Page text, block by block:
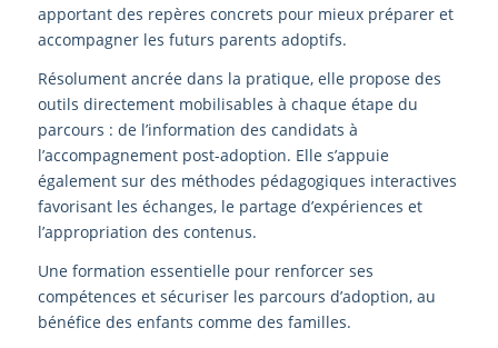
apportant des repères concrets pour mieux préparer et
accompagner les futurs parents adoptifs.
Résolument ancrée dans la pratique, elle propose des
outils directement mobilisables à chaque étape du
parcours : de l’information des candidats à
l’accompagnement post-adoption. Elle s’appuie
également sur des méthodes pédagogiques interactives
favorisant les échanges, le partage d’expériences et
l’appropriation des contenus.
Une formation essentielle pour renforcer ses
compétences et sécuriser les parcours d’adoption, au
bénéfice des enfants comme des familles.